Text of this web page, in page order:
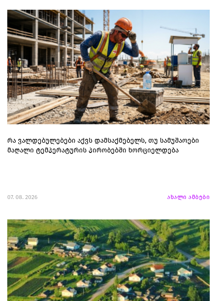
რა ვალდებულებები აქვს დამსაქმებელს, თუ სამუშაოები
მაღალი ტემპერატურის პირობებში ხორციელდება
07. 08. 2026 ახალი ამბები